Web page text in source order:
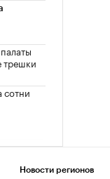
трешки
сотни
Новости регионов